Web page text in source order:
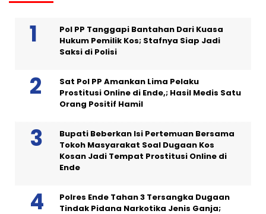
Pol PP Tanggapi Bantahan Dari Kuasa
Hukum Pemilik Kos; Stafnya Siap Jadi
Saksi di Polisi
Sat Pol PP Amankan Lima Pelaku
Prostitusi Online di Ende,; Hasil Medis Satu
Orang Positif Hamil
Bupati Beberkan Isi Pertemuan Bersama
Tokoh Masyarakat Soal Dugaan Kos
Kosan Jadi Tempat Prostitusi Online di
Ende
Polres Ende Tahan 3 Tersangka Dugaan
Tindak Pidana Narkotika Jenis Ganja;